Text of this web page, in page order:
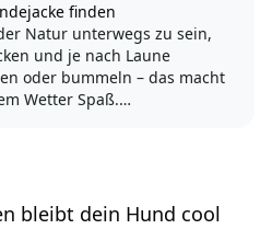
finden
Natur unterwegs zu sein,
und je nach Laune
oder bummeln – das macht
Wetter Spaß.
bleibt dein Hund cool